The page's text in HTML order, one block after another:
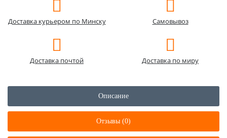
Доставка курьером по Минску Самовывоз
Доставка почтой Доставка по миру
Описание
Отзывы (0)